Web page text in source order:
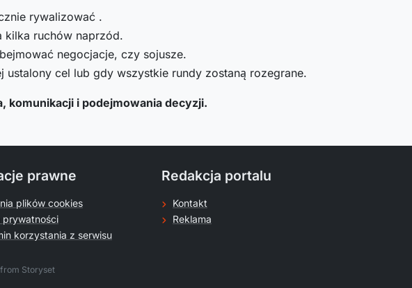
rywalizować .
kilka ruchów naprzód.
negocjacje, czy sojusze.
cel lub gdy wszystkie rundy zostaną rozegrane.
komunikacji i podejmowania decyzji.
prawne
plików cookies
prywatności
korzystania z serwisu
Storyset
Redakcja portalu
Kontakt
Reklama